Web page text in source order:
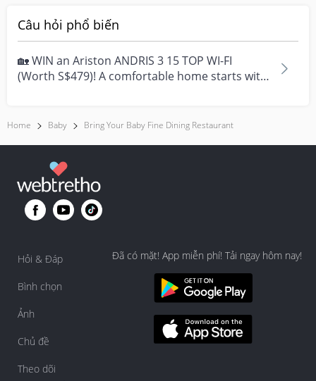
Câu hỏi phổ biến
🏡 WIN an Ariston ANDRIS 3 15 TOP WI-FI
(Worth S$479)! A comfortable home starts with
Home Baby Bring Your Baby Fine Dining Restaurant
Hỏi & Đáp
Bình chọn
Ảnh
Chủ đề
Theo dõi
Đã có mặt! App miễn phí! Tải ngay hôm nay!